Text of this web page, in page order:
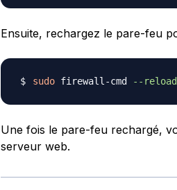
Ensuite, rechargez le pare-feu
sudo firewall-cmd --reload
Une fois le pare-feu rechargé,
serveur web.